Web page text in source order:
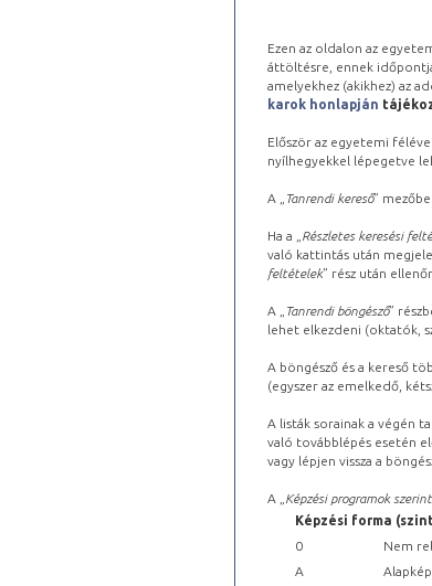
Ezen az oldalon az
áttöltésre, ennek
amelyekhez (akikhez) az
karok honlapján
Először az egyetemi
nyílhegyekkel lépegetve
A „ Tanrendi kereső”
Ha a „ Részletes keresési
való kattintás után
feltételek” rész után
A „ Tanrendi böngésző”
lehet elkezdeni (oktatók,
A böngésző és a kereső
(egyszer az emelkedő,
A listák sorainak a végén
való továbblépés esetén
vagy lépjen vissza a
A „ Képzési programok
Képzési forma
0
Nem
A